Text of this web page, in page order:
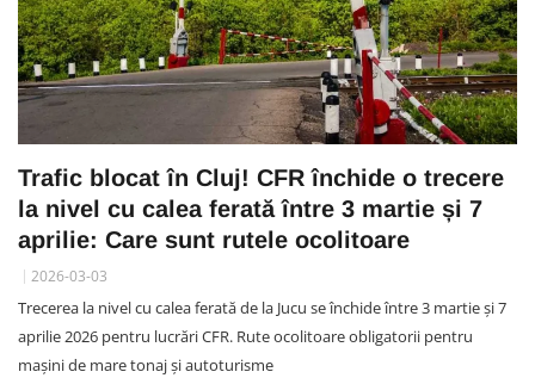
Trafic blocat în Cluj! CFR închide o trecere
la nivel cu calea ferată între 3 martie și 7
aprilie: Care sunt rutele ocolitoare
2026-03-03
Trecerea la nivel cu calea ferată de la Jucu se închide între 3 martie și 7
aprilie 2026 pentru lucrări CFR. Rute ocolitoare obligatorii pentru
mașini de mare tonaj și autoturisme